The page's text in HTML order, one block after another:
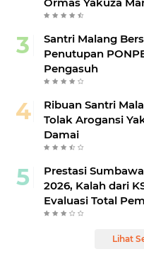
Santri Malang
Penutupan
Pengasuh
Ribuan Santri
Tolak Arogansi
Damai
Prestasi
2026, Kalah dari
Evaluasi Total
Lihat